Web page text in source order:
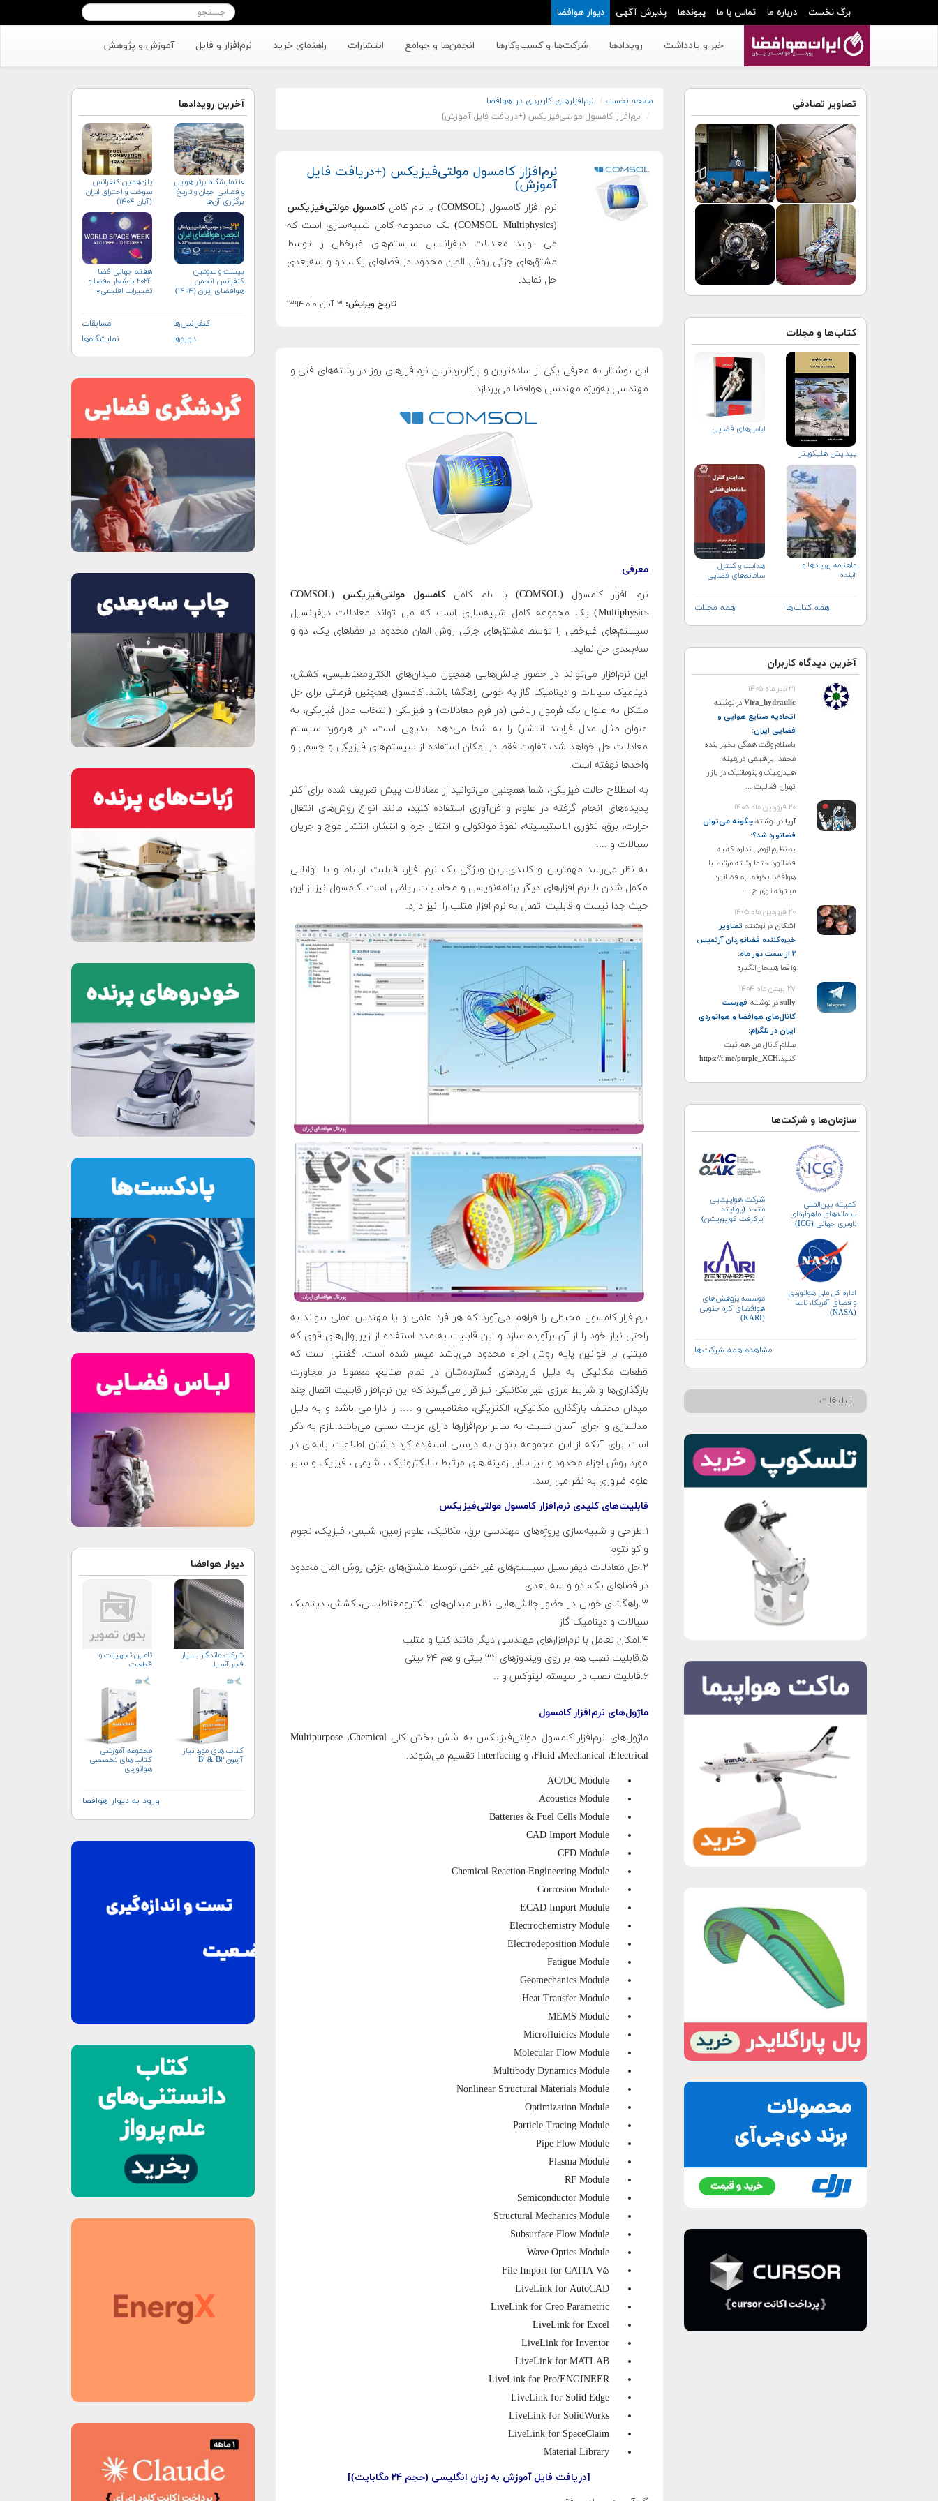
برگ نخست درباره ما تماس با ما پیوندها پذیرش آگهی دیوار هوافضا
خبر و یادداشت رویدادها شرکت‌ها و کسب‌وکار‌ها انجمن‌ها و جوامع انتشارات راهنمای خرید نرم‌افزار و فایل آموزش و پژوهش
تصاویر تصادفی
کتاب‌ها و مجلات
پیدایش هلیکوپتر
لباس‌های فضایی
ماهنامه پهپادها و
آینده
هدایت و کنترل
سامانه‌های فضایی
همه کتاب‌ها همه مجلات
آخرین دیدگاه کاربران
۳۱ تیر ماه ۱۴۰۵
Vira_hydraulicدر نوشته
اتحادیه صنایع هوایی و
فضایی ایران:
باسلام وقت همگی بخیر بنده
محمد ابراهیمی درزمینه
هیدرولیک و پنوماتیک در بازار
تهران فعالیت ...
۲۰ فروردین ماه ۱۴۰۵
آریادر نوشتهچگونه می‌توان
فضانورد شد؟:
به نظرم لزومی نداره که یه
فضانورد حتما رشته مرتبط با
هوافضا بخونه. یه فضانورد
میتونه توی ح ...
۲۰ فروردین ماه ۱۴۰۵
اشکاندر نوشته تصاویر
خیره‌کننده فضانوردان آرتمیس
۲ از سمت دور ماه
:
واقعا هیجان‌انگیزه
۲۷ بهمن ماه ۱۴۰۴
sullyدر نوشته فهرست
کانال‌های هوافضا و هوانوردی
ایران در تلگرام:
سلام کانال من هم ثبت
کنید.https://t.me/purple_XCH
سازمان‌ها و شرکت‌ها
کمیته بین‌المللی
سامانه‌های ماهواره‌ای
ناوبری جهانی (ICG)
شرکت هواپیمایی
متحد (یونایتد
ایرکرفت کورپوریشن)
اداره کل ملی هوانوردی
و فضای آمریکا، ناسا
(NASA)
موسسه پژوهش‌های
هوافضای کره جنوبی
(KARI)
مشاهده همه شرکت‌ها
تبلیغات
صفحه نخست
نرم‌افزارهای کاربردی در هوافضا
نرم‌افزار کامسول مولتی‌فیزیکس (+دریافت فایل آموزش)
نرم‌افزار کامسول مولتی‌فیزیکس (+دریافت فایل
آموزش)
نرم افزار کامسول (COMSOL) با نام کامل
کامسول مولتی‌فیزیکس
(COMSOL Multiphysics) یک مجموعه کامل شبیه‌سازی است که
می تواند معادلات دیفرانسیل سیستم‌های غیرخطی را توسط
مشتق‌های جزئی روش المان محدود در فضاهای یک، دو و سه‌بعدی
حل نماید.
تاریخ ویرایش: ۳ آبان ماه ۱۳۹۴
این نوشتار به معرفی یکی از ساده‌ترین و پرکاربردترین نرم‌افزارهای روز در رشته‌های فنی و
مهندسی به‌ویژه مهندسی هوافضا می‌پردازد.
معرفی
نرم افزار کامسول (COMSOL) با نام کامل
کامسول مولتی‌فیزیکس
(COMSOL
Multiphysics) یک مجموعه کامل شبیه‌سازی است که می تواند معادلات دیفرانسیل
سیستم‌های غیرخطی را توسط مشتق‌های جزئی روش المان محدود در فضاهای یک، دو و
سه‌بعدی حل نماید.
این نرم‌افزار می‌تواند در حضور چالش‌هایی همچون میدان‌های الکترومغناطیسی، کشش،
دینامیک سیالات و دینامیک گاز به خوبی راهگشا باشد. کامسول همچنین فرصتی برای حل
مشکل به عنوان یک فرمول ریاضی (در فرم معادلات) و فیزیکی (انتخاب مدل فیزیکی، به
عنوان مثال مدل فرایند انتشار) را به شما می‌دهد. بدیهی است، در هرمورد سیستم
معادلات حل خواهد شد، تفاوت فقط در امکان استفاده از سیستم‌های فیزیکی و جسمی و
واحدها نهفته است.
به اصطلاح حالت فیزیکی، شما همچنین می‌توانید از معادلات پیش تعریف شده برای اکثر
پدیده‌های انجام گرفته در علوم و فن‌آوری استفاده کنید، مانند انواع روش‌های انتقال
حرارت، برق، تئوری الاستیسیته، نفوذ مولکولی و انتقال جرم و انتشار، انتشار موج و جریان
سیالات و ....
به نظر می‌رسد مهمترین و کلیدی‌ترین ویژگی یک نرم افزار، قابلیت ارتباط و یا توانایی
مکمل شدن با نرم افزارهای دیگر برنامه‌نویسی و محاسبات ریاضی است. کامسول نیز از این
حیث جدا نیست و قابلیت اتصال به نرم افزار متلب را نیز دارد.
نرم‌افزار کامسول محیطی را فراهم می‌آورد که هر فرد علمی و یا مهندس عملی بتواند به
راحتی نیاز خود را از آن برآورده سازد و این قابلیت به مدد استفاده از زیر‌روال‌های قوی که
مبتنی بر قوانین پایه روش اجزاء محدود می‌باشد میسر شده است. گفتنی است که
قطعات مکانیکی به دلیل کاربردهای گسترده‌شان در تمام صنایع، معمولا در مجاورت
بارگذاری‌ها و شرایط مرزی غیر مکانیکی نیز قرار می‌گیرند که این نرم‌افزار قابلیت اتصال چند
میدان مختلف بارگذاری مکانیکی، الکتریکی، مغناطیسی و …. را دارا می باشد و به دلیل
مدلسازی و اجرای آسان نسبت به سایر نرم‌افزار‌ها دارای مزیت نسبی می‌باشد.لازم به ذکر
است برای آنکه از این مجموعه بتوان به درستی استفاده کرد داشتن اطلاعات پایه‌ای در
مورد روش اجزاء محدود و نیز سایر زمینه های مرتبط با الکترونیک ، شیمی ، فیزیک و سایر
علوم ضروری به نظر می رسد.
قابلیت‌های کلیدی نرم‌افزار کامسول مولتی‌فیزیکس
۱.طراحی و شبیه‌سازی پروژه‌های مهندسی برق، مکانیک، علوم زمین، شیمی، فیزیک، نجوم
و کوانتوم
۲.حل معادلات دیفرانسیل سیستم‌های غیر خطی توسط مشتق‌های جزئی روش المان محدود
در فضاهای یک، دو و سه بعدی
۳.راهگشای خوبی در حضور چالش‌هایی نظیر میدان‌های الکترومغناطیسی، کشش، دینامیک
سیالات و دینامیک گاز
۴.امکان تعامل با نرم‌افزارهای مهندسی دیگر مانند کتیا و متلب
۵.قابلیت نصب هم بر روی ویندوزهای ۳۲ بیتی و هم ۶۴ بیتی
۶.قابلیت نصب در سیستم لینوکس و ..
ماژول‌های نرم‌افزار کامسول
ماژول‌های نرم‌افزار کامسول مولتی‌فیزیکس به شش بخش کلی Multipurpose ،Chemical
،Fluid ،Mechanical ،Electrical و Interfacing تقسیم می‌شوند.
AC/DC Module
Acoustics Module
Batteries & Fuel Cells Module
CAD Import Module
CFD Module
Chemical Reaction Engineering Module
Corrosion Module
ECAD Import Module
Electrochemistry Module
Electrodeposition Module
Fatigue Module
Geomechanics Module
Heat Transfer Module
MEMS Module
Microfluidics Module
Molecular Flow Module
Multibody Dynamics Module
Nonlinear Structural Materials Module
Optimization Module
Particle Tracing Module
Pipe Flow Module
Plasma Module
RF Module
Semiconductor Module
Structural Mechanics Module
Subsurface Flow Module
Wave Optics Module
LiveLink for AutoCAD
LiveLink for Creo Parametric
LiveLink for Excel
LiveLink for Inventor
LiveLink for MATLAB
LiveLink for Pro/ENGINEER
LiveLink for Solid Edge
LiveLink for SolidWorks
LiveLink for SpaceClaim
Material Library
[دریافت فایل آموزش به زبان انگلیسی (حجم ۲۴ مگابایت)]
آخرین رویدادها
۱۰ نمایشگاه برتر هوایی
و فضایی جهان و تاریخ
برگزاری آن‌ها
یازدهمین کنفرانس
سوخت و احتراق ایران
(آبان‌ ۱۴۰۴)
بیست و سومین
کنفرانس انجمن
هوافضای ايران (۱۴۰۴)
هفته جهانی فضا
۲۰۲۴ با شعار «فضا و
تغییرات اقلیمی»
کنفرانس‌ها
مسابقات
دوره‌ها
نمایشگاه‌ها
دیوار هوافضا
شرکت ماندگار بسپار
فجر آسیا
تامین تجهیزات و
قطعات
کتاب های مورد نیاز
آزمون B۱ & B۲
مجموعه آموزشی
کتاب های تخصصی
هوانوردی
ورود به دیوار هوافضا